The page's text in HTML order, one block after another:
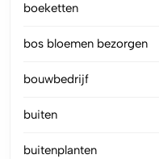
boeketten
bos bloemen bezorgen
bouwbedrijf
buiten
buitenplanten